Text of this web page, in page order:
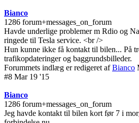
Bianco
1286 forum+messages_on_forum
Havde underlige problemer m Rdio og
ringede til Tesla service. <br />
Hun kunne ikke få kontakt til bilen... På
trafikopdateringer og baggrundsbilleder.
Forummets indlæg er redigeret afBianco
#8 Mar 19 '15
Bianco
1286 forum+messages_on_forum
Jeg havde kontakt til bilen kort før 7 i